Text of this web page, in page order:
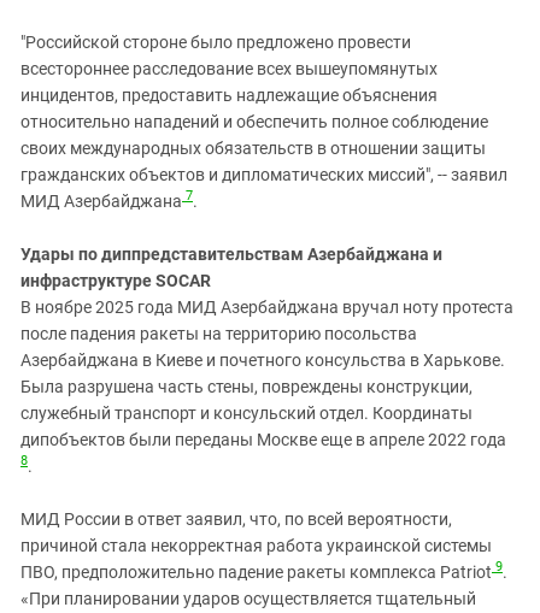
"Российской стороне было предложено провести
всестороннее расследование всех вышеупомянутых
инцидентов, предоставить надлежащие объяснения
относительно нападений и обеспечить полное соблюдение
своих международных обязательств в отношении защиты
гражданских объектов и дипломатических миссий", -- заявил
МИД Азербайджана 7.
Удары по диппредставительствам Азербайджана и
инфраструктуре SOCAR
В ноябре 2025 года МИД Азербайджана вручал ноту протеста
после падения ракеты на территорию посольства
Азербайджана в Киеве и почетного консульства в Харькове.
Была разрушена часть стены, повреждены конструкции,
служебный транспорт и консульский отдел. Координаты
дипобъектов были переданы Москве еще в апреле 2022 года
8.
МИД России в ответ заявил, что, по всей вероятности,
причиной стала некорректная работа украинской системы
ПВО, предположительно падение ракеты комплекса Patriot 9.
«При планировании ударов осуществляется тщательный